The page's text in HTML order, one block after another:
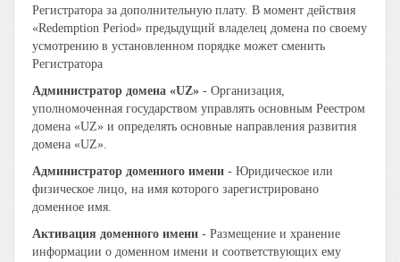
Регистратора за дополнительную плату. В момент действия
«Redemption Period» предыдущий владелец домена по своему
усмотрению в установленном порядке может сменить
Регистратора
Администратор домена «UZ» - Организация,
уполномоченная государством управлять основным Реестром
домена «UZ» и определять основные направления развития
домена «UZ».
Администратор доменного имени - Юридическое или
физическое лицо, на имя которого зарегистрировано
доменное имя.
Активация доменного имени - Размещение и хранение
информации о доменном имени и соответствующих ему